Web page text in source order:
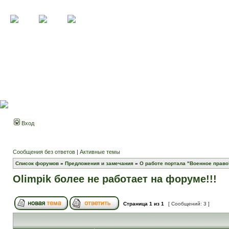
Вход
Сообщения без ответов | Активные темы
Список форумов » Предложения и замечания » О работе портала "Военное
Olimpik более не работает на форуме!!!
Страница 1 из 1 [ Сообщений: 3 ]